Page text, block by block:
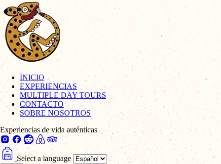
INICIO
EXPERIENCIAS
MULTIPLE DAY TOURS
CONTACTO
SOBRE NOSOTROS
Experiencias de vida auténticas
Select a language